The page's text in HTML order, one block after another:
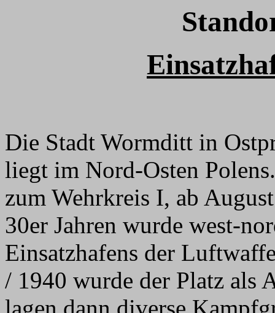
Die Stadt Wormditt in
liegt im Nord-Osten
zum Wehrkreis I, ab
30er Jahren wurde west-
Einsatzhafens der
/ 1940 wurde der Platz als